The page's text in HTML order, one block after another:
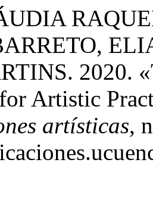
2020.
Artistic
artísticas,